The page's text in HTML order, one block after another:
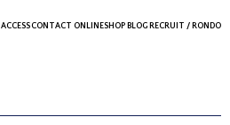
ACCESSCONTACT ONLINESHOP BLOG RECRUIT / RONDO